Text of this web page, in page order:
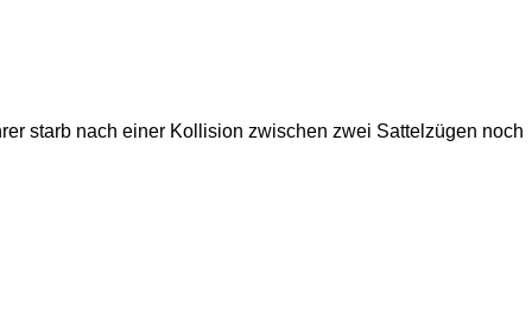
starb nach einer Kollision zwischen zwei Sattelzügen noch